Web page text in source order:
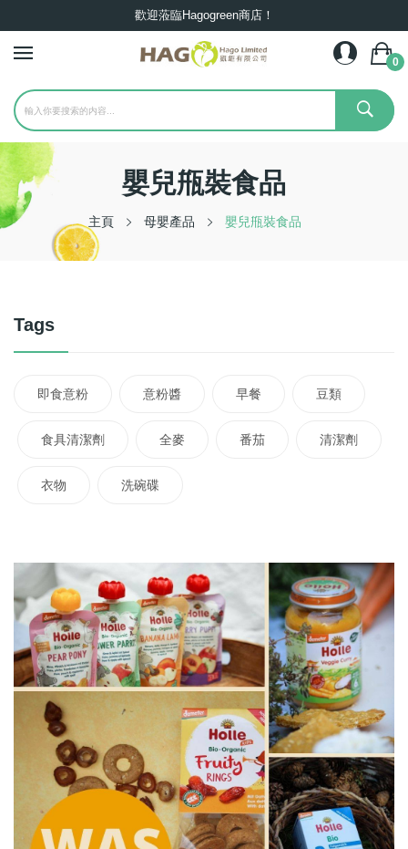
歡迎蒞臨Hagogreen商店！
0
嬰兒甁裝食品
主頁 母嬰產品 嬰兒甁裝食品
Tags
即食意粉 意粉醬 早餐 豆類
食具清潔劑 全麥 番茄 清潔劑
衣物 洗碗碟